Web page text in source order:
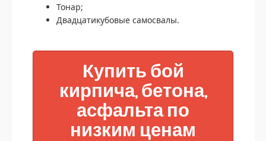
Тонар;
Двадцатикубовые самосвалы.
Купить бой
кирпича, бетона,
асфальта по
низким ценам